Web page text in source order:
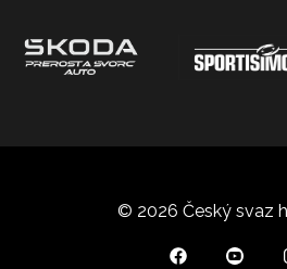
© 2026 Český svaz